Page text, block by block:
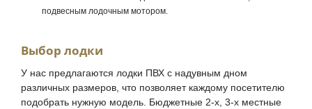
подвесным лодочным мотором.
Выбор лодки
У нас предлагаются лодки ПВХ с надувным дном
различных размеров, что позволяет каждому посетителю
подобрать нужную модель. Бюджетные 2-х, 3-х местные